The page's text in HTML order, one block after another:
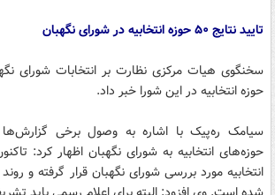
تایید نتایج ۵۰ حوزه انتخابیه در شورای نگهبان
حوزه انتخابیه در این شورا خبر داد.
سیامک ره‌پیک با اشاره به وصول برخی
حوزه‌های انتخابیه به شورای نگهبان اظهار کرد:
انتخابیه مورد بررسی شورای نگهبان قرار گرفته و روند